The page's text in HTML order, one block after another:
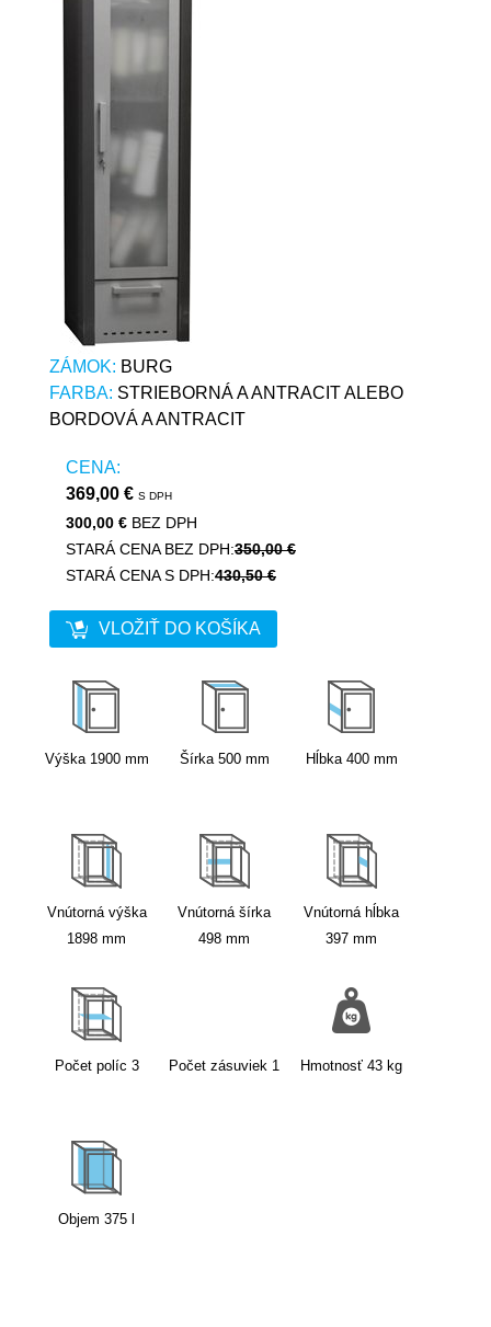
ZÁMOK: BURG
FARBA: STRIEBORNÁ A ANTRACIT ALEBO
BORDOVÁ A ANTRACIT
CENA:
369,00 € S DPH
300,00 € BEZ DPH
STARÁ CENA BEZ DPH:350,00 €
STARÁ CENA S DPH:430,50 €
VLOŽIŤ DO KOŠÍKA
Výška 1900 mm Šírka 500 mm Hĺbka 400 mm
Vnútorná výška
1898 mm
Vnútorná šírka
498 mm
Vnútorná hĺbka
397 mm
Počet políc 3 Počet zásuviek 1 Hmotnosť 43 kg
Objem 375